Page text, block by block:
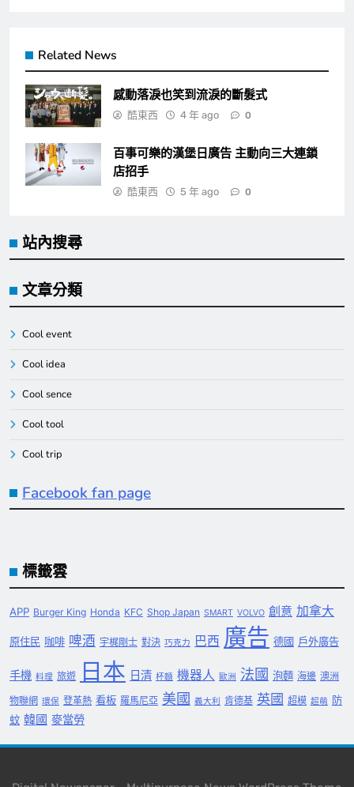
Related News
感動落淚也笑到流淚的斷髮式
酷東西 4 年 ago 0
百事可樂的漢堡日廣告 主動向三大連鎖
店招手
酷東西 5 年 ago 0
站內搜尋
文章分類
Cool event
Cool idea
Cool sence
Cool tool
Cool trip
Facebook fan page
標籤雲
APP Burger King Honda KFC Shop Japan SMART VOLVO 創意 加拿大
原住民 咖啡 啤酒 宇梶剛士 對決 巧克力 巴西 廣告 德國 戶外廣告
手機 料理 旅遊 日本 日清 杯麵 機器人 歐洲 法國 泡麵 海邊 澳洲
物聯網 環保 登革熱 看板 羅馬尼亞 美國 義大利 肯德基 英國 超模 超萌
防
蚊 韓國 麥當勞